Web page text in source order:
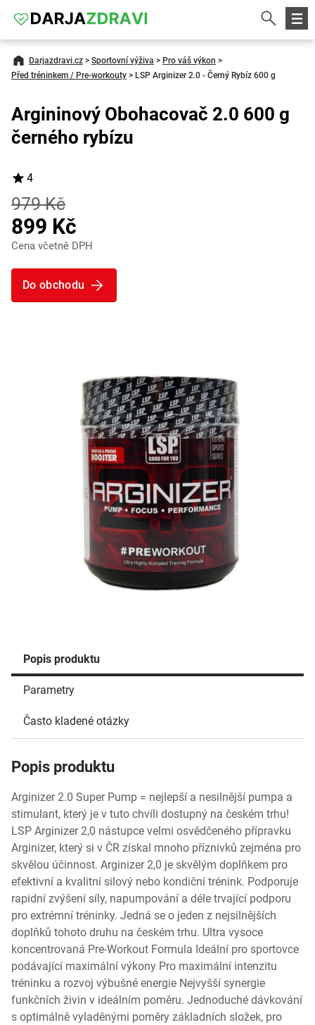
Darjazdravi.cz > Sportovní výživa > Pro váš výkon >
Před tréninkem / Pre-workouty > LSP Arginizer 2.0 - Černý Rybíz 600 g
Popis produktu
Parametry
Často kladené otázky
Popis produktu
Arginizer 2.0 Super Pump = nejlepší a nesilnější pumpa a
stimulant, který je v tuto chvíli dostupný na českém trhu!
LSP Arginizer 2,0 nástupce velmi osvědčeného přípravku
Arginizer, který si v ČR získal mnoho příznivků zejména pro
skvělou účinnost. Arginizer 2,0 je skvělým doplňkem pro
efektivní a kvalitní silový nebo kondiční trénink. Podporuje
rapidní zvýšení síly, napumpování a déle trvající podporu
pro extrémní tréninky. Jedná se o jeden z nejsilnějších
doplňků tohoto druhu na českém trhu. Ultra vysoce
koncentrovaná Pre-Workout Formula Ideální pro sportovce
podávající maximální výkony Pro maximální intenzitu
tréninku a rozvoj výbušné energie Nejvyšší synergie
funkčních živin v ideálním poměru. Jednoduché dávkování
s optimálně vyladěnými poměry základních složek, pro
Argininový Obohacovač 2.0 600 g
černého rybízu
4
979 Kč
899 Kč
Cena včetně DPH
Do obchodu